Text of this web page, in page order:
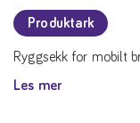
Produktark
Ryggsekk for mobilt
Les mer